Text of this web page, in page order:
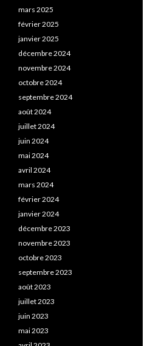
mars 2025
février 2025
janvier 2025
décembre 2024
novembre 2024
octobre 2024
septembre 2024
août 2024
juillet 2024
juin 2024
mai 2024
avril 2024
mars 2024
février 2024
janvier 2024
décembre 2023
novembre 2023
octobre 2023
septembre 2023
août 2023
juillet 2023
juin 2023
mai 2023